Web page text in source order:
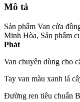
Mô tả
Sản phẩm Van cửa
Minh Hòa, Sản phẩm
Phát
Van chuyên dùng cho
Tay van màu xanh lá
Đường ren tiêu chuẩn